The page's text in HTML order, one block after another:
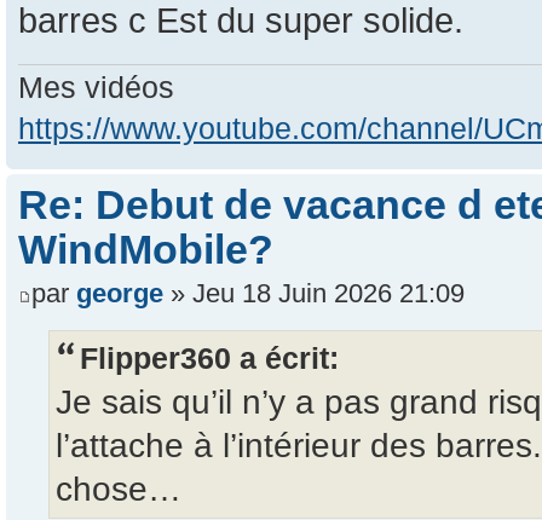
barres c Est du super solide.
Mes vidéos
https://www.youtube.com/channel/
Re: Debut de vacance d
WindMobile?
par george » Jeu 18 Juin 2026 21:09
Flipper360 a écrit:
Je sais qu’il n’y a pas grand
l’attache à l’intérieur des
chose…